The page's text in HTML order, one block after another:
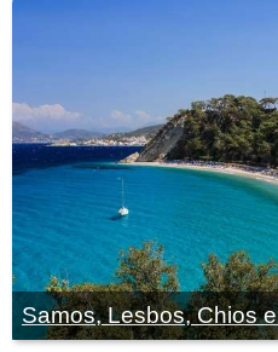
Samos, Lesbos, Chios